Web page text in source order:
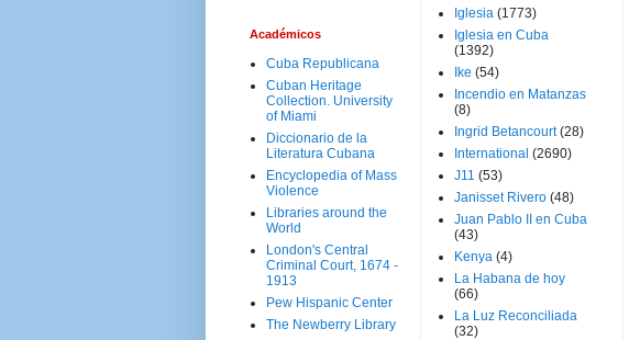
Académicos
Cuba Republicana
Cuban Heritage
Collection. University
of Miami
Diccionario de la
Literatura Cubana
Encyclopedia of Mass
Violence
Libraries around the
World
London's Central
Criminal Court, 1674 -
1913
Pew Hispanic Center
The Newberry Library
Iglesia (1773)
Iglesia en Cuba
(1392)
Ike (54)
Incendio en Matanzas
(8)
Ingrid Betancourt (28)
International (2690)
J11 (53)
Janisset Rivero (48)
Juan Pablo II en Cuba
(43)
Kenya (4)
La Habana de hoy
(66)
La Luz Reconciliada
(32)